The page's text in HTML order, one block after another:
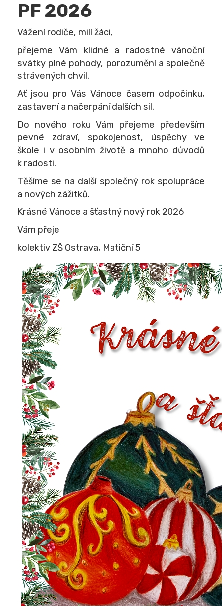
PF 2026
Vážení rodiče, milí žáci,
přejeme Vám klidné a radostné vánoční
svátky plné pohody, porozumění a společně
strávených chvil.
Ať jsou pro Vás Vánoce časem odpočinku,
zastavení a načerpání dalších sil.
Do nového roku Vám přejeme především
pevné zdraví, spokojenost, úspěchy ve
škole i v osobním životě a mnoho důvodů
k radosti.
Těšíme se na další společný rok spolupráce
a nových zážitků.
Krásné Vánoce a šťastný nový rok 2026
Vám přeje
kolektiv ZŠ Ostrava, Matiční 5